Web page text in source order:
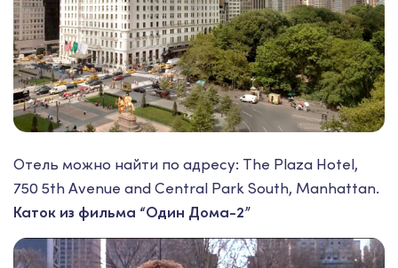
Отель можно найти по адресу: The Plaza Hotel,
750 5th Avenue and Central Park South, Manhattan.
Каток из фильма “Один Дома-2”